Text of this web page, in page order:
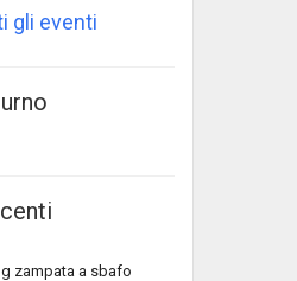
gli eventi
zampata a sbafo